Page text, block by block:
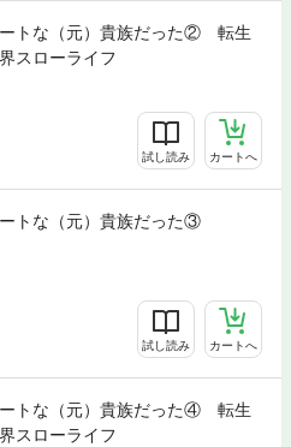
トな（元）貴族だった② 転生
スローライフ
試し読み カートへ
トな（元）貴族だった③
試し読み カートへ
トな（元）貴族だった④ 転生
スローライフ